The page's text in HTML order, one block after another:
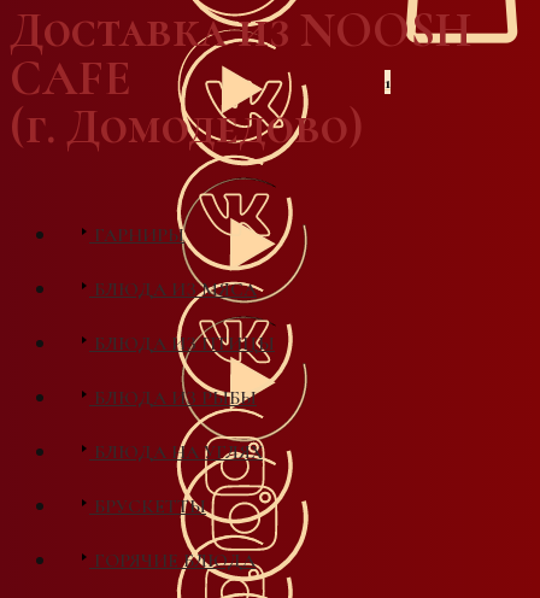
1
Доставка из NOOSH
CAFE
(г. Домодедово)
ГАРНИРЫ
БЛЮДА ИЗ МЯСА
БЛЮДА ИЗ ПТИЦЫ
БЛЮДА ИЗ РЫБЫ
БЛЮДА НА УГЛЯХ
БРУСКЕТТЫ
ГОРЯЧИЕ БЛЮДА